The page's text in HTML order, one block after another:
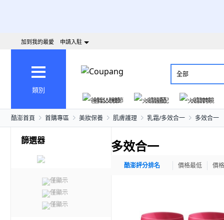
加到我的最愛 申請入駐
類別
全部
爸氣父親節
火箭速配 火箭跨境
酷澎首頁 首購專區 美妝保養 肌膚護理 乳霜/多效合一 多效合一
篩選器
僅顯示
僅顯示
僅顯示
多效合一
酷澎評分排名 價格最低 價